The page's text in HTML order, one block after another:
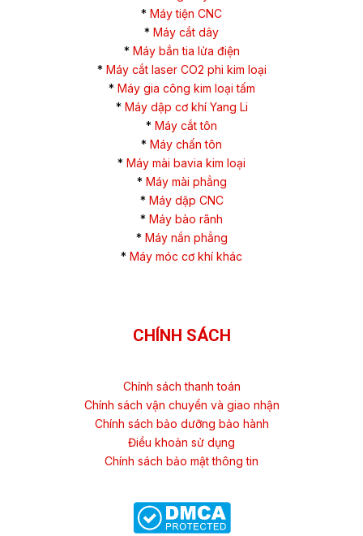
* Máy tiện CNC
* Máy cắt dây
* Máy bắn tia lửa điện
* Máy cắt laser CO2 phi kim loại
* Máy gia công kim loại tấm
* Máy dập cơ khí Yang Li
* Máy cắt tôn
* Máy chấn tôn
* Máy mài bavia kim loại
* Máy mài phẳng
* Máy dập CNC
* Máy bào rãnh
* Máy nắn phẳng
* Máy móc cơ khí khác
CHÍNH SÁCH
Chính sách thanh toán
Chính sách vận chuyển và giao nhận
Chính sách bảo dưỡng bảo hành
Điều khoản sử dụng
Chính sách bảo mật thông tin